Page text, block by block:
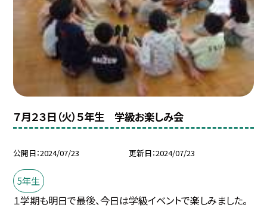
７月２３日（火）５年生 学級お楽しみ会
公開日 2024/07/23 更新日 2024/07/23
5年生
１学期も明日で最後、今日は学級イベントで楽しみました。